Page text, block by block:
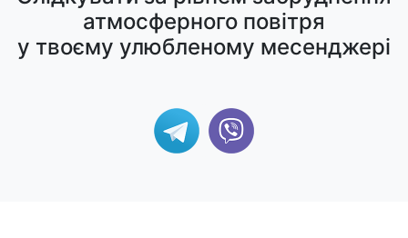
атмосферного повітря
у твоєму улюбленому месенджері